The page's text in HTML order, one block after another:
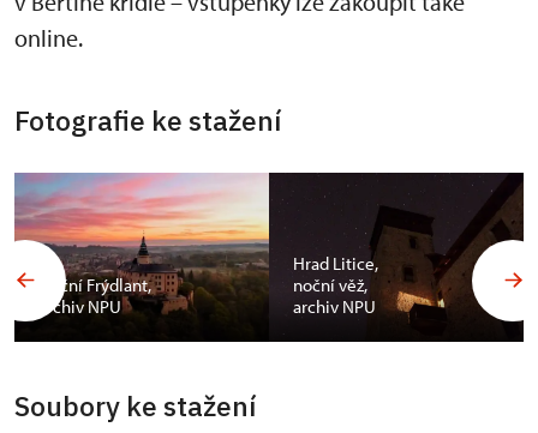
online.
Fotografie ke stažení
Noční Frýdlant,
archiv NPU
Hrad Litice,
noční věž,
archiv NPU
Soubory ke stažení